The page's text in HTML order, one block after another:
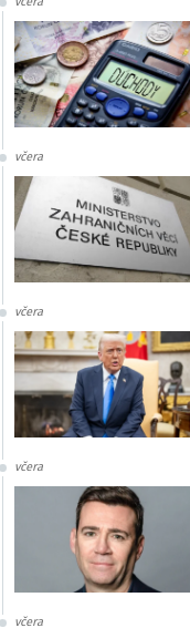
včera
včera
včera
včera